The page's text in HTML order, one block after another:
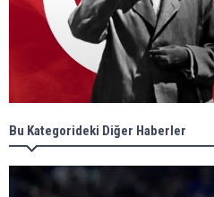
Bu Kategorideki Diğer Haberler